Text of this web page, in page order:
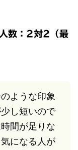
数：2対2（最
ような印象
し短いので
間が足りな
になる人が